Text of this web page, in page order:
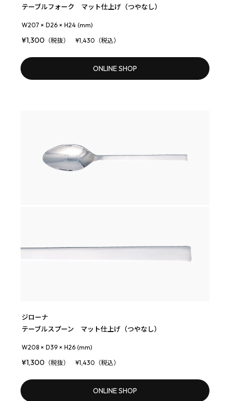
テーブルフォーク マット仕上げ（つやなし）
W207 × D26 × H24 (mm)
¥1,300 （税抜） ¥1,430（税込）
ONLINE SHOP
ジローナ
テーブルスプーン マット仕上げ（つやなし）
W208 × D39 × H26 (mm)
¥1,300 （税抜） ¥1,430（税込）
ONLINE SHOP